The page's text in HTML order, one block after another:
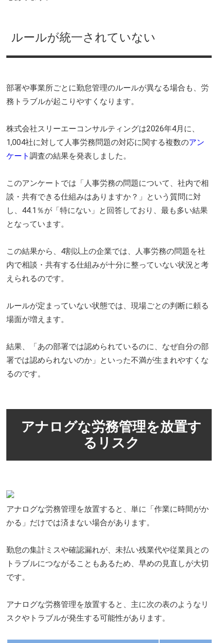
ルールが統一されていない
部署や事業所ごとに勤怠管理のルールが異なる場合も、労
務トラブルが起こりやすくなります。
株式会社スリーエーコンサルティングは2026年4月に、
1,004社に対して人事労務問題の対応に関する複数のアン
ケート調査の結果を発表しました。
このアンケートでは「人事労務の問題について、社内で相
談・共有できる仕組みはありますか？」という質問に対
し、44.1％が「特にない」と回答しており、最も多い結果
となっています。
この結果から、4割以上の企業では、人事労務の問題を社
内で相談・共有する仕組みが十分に整っていない状況と考
えられるのです。
ルールが定まっていない状態では、現場ごとの判断に頼る
場面が増えます。
結果、「あの部署では認められているのに、なぜ自分の部
署では認められないのか」といった不満が生まれやすくな
るのです。
アナログな労務管理を放置す
るリスク
アナログな労務管理を放置すると、単に「作業に時間がか
かる」だけでは済まない場合があります。
勤怠の集計ミスや確認漏れが、未払い残業代や従業員との
トラブルにつながることもあるため、早めの見直しが大切
です。
アナログな労務管理を放置すると、主に次の表のようなリ
スクやトラブルが発生する可能性があります。